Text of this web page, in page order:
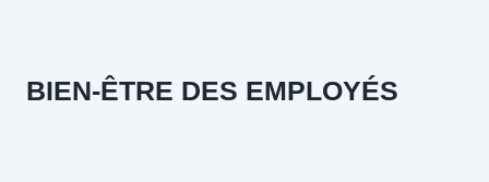
BIEN-ÊTRE DES EMPLOYÉS